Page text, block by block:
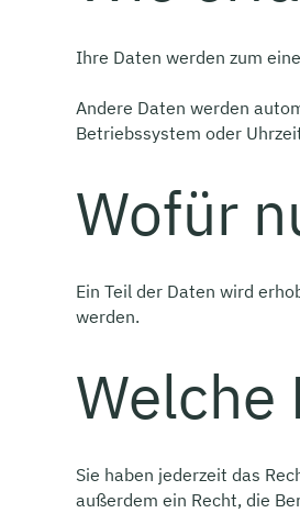
Ihre Daten werden zum
Andere Daten werden
Betriebssystem oder
Wofür
Ein Teil der Daten wird
werden.
Welche
Sie haben jederzeit das
außerdem ein Recht, die